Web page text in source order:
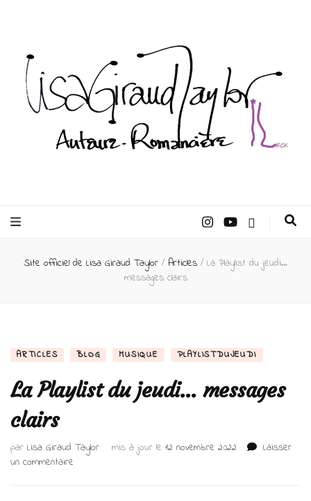
Taylor –
Auteur
Site officiel de Lisa Giraud Taylor / Articles / La Playlist du jeudi…
messages clairs
ARTICLES BLOG MUSIQUE PLAYLISTDUJEUDI
La Playlist du jeudi… messages
clairs
par Lisa Giraud Taylor mis à jour le 12 novembre 2022
Laisser
un commentaire